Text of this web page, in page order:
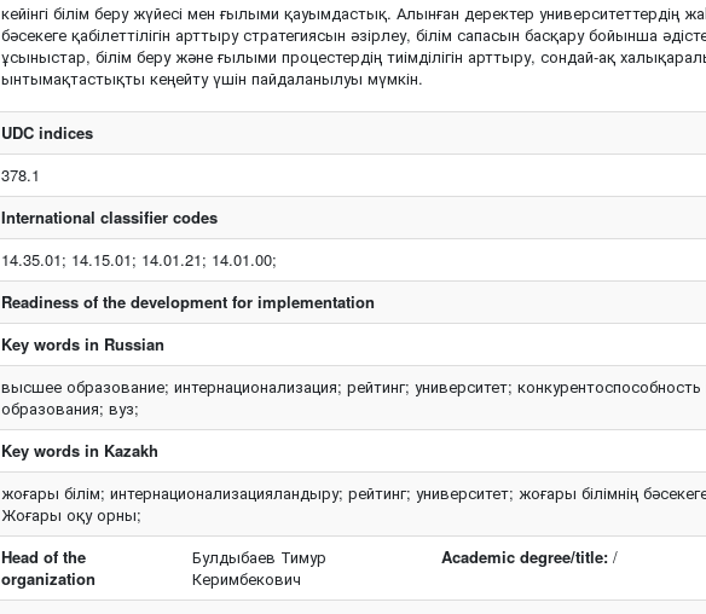
кейінгі білім беру жүйесі мен ғылыми қауымдастық. Алынған деректер университеттердің
бәсекеге қабілеттілігін арттыру стратегиясын әзірлеу, білім сапасын басқару бойынша
ұсыныстар, білім беру және ғылыми процестердің тиімділігін арттыру, сондай-ақ
ынтымақтастықты кеңейту үшін пайдаланылуы мүмкін.
UDC indices
378.1
International classifier codes
14.35.01; 14.15.01; 14.01.21; 14.01.00;
Readiness of the development for implementation
Key words in Russian
высшее образование; интернационализация; рейтинг; университет;
образования; вуз;
Key words in Kazakh
жоғары білім; интернационализацияландыру; рейтинг; университет; жоғары білімнің бәсекеге
Жоғары оқу орны;
Head of the
organization
Булдыбаев Тимур
Керимбекович
Academic degree/title: /